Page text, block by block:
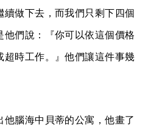
續做下去，而我們只剩下四個
他們說：『你可以依這個價格
超時工作。』他們讓這件事幾
他腦海中貝蒂的公寓，他畫了